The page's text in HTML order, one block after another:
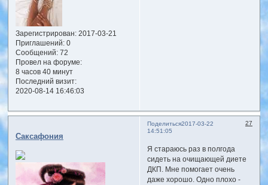
Зарегистрирован: 2017-03-21
Приглашений:0
Сообщений:72
Провел на форуме:
8 часов 40 минут
Последний визит:
2020-08-14 16:46:03
Поделиться 27
2017-03-22
14:51:05
Саксафония
Я стараюсь раз в полгода
сидеть на очищающей диете
ДКП. Мне помогает очень
даже хорошо. Одно плохо -